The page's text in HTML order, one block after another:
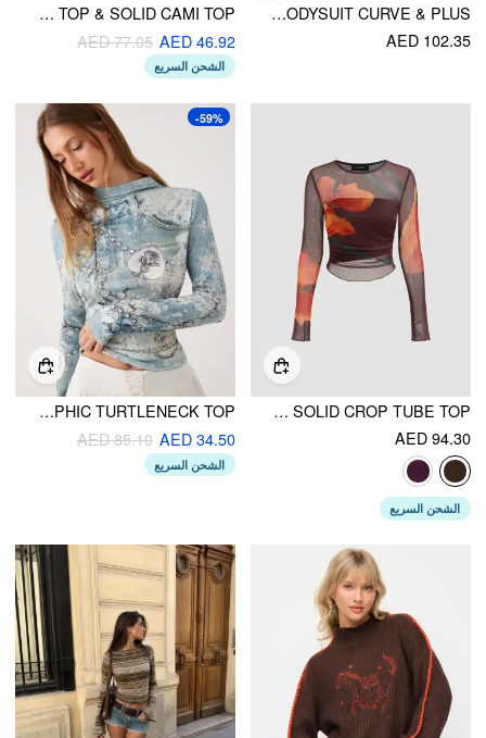
MESH OIL PAINTING HIGH NECK LETTUCE TRIM BODYSUIT CURVE & PLUS
AED 102.35
TWO-PIECE BOAT NECK PLAID TOP & SOLID CAMI TOP
AED 46.92
AED 77.05
الشحن السريع
MESH ROUND NECKLINE FLORAL TOP WITH SOLID CROP TUBE TOP
AED 94.30
الشحن السريع
-59%
MESH GRAPHIC TURTLENECK TOP
AED 34.50
AED 85.10
الشحن السريع